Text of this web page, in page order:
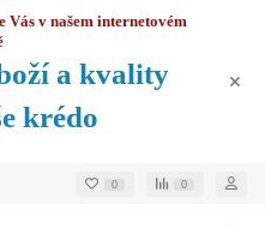
Vás v našem internetovém
a kvality
krédo
0 0